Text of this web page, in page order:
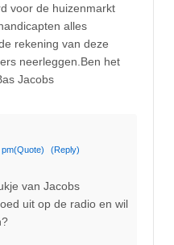
voor de huizenmarkt
alles
rekening van deze
neerleggen.Ben het
Jacobs
pm(Quote) (Reply)
van Jacobs
uit op de radio en wil